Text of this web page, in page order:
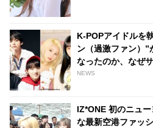
K-POPアイドルを
ン（過激ファン）
なったのか、なぜ
NEWS
IZ*ONE 初のニュ
な最新空港ファッ